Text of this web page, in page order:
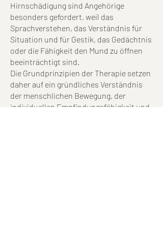
Hirnschädigung sind Angehörige
besonders gefordert, weil das
Sprachverstehen, das Verständnis für
Situation und für Gestik, das Gedächtnis
oder die Fähigkeit den Mund zu öffnen
beeinträchtigt sind.
Die Grundprinzipien der Therapie setzen
daher auf ein gründliches Verständnis
der menschlichen Bewegung, der
individuellen Empfindungsfähigkeit und